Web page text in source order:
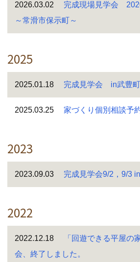
2026.03.02
完成現場見学会
～常滑市保示町～
2025
2025.01.18 完成見学会 in武豊
2025.03.25 家づくり個別相談予
2023
2023.09.03 完成見学会9/2，9/3
2022
2022.12.18
「回遊できる平屋の
会、終了しました。